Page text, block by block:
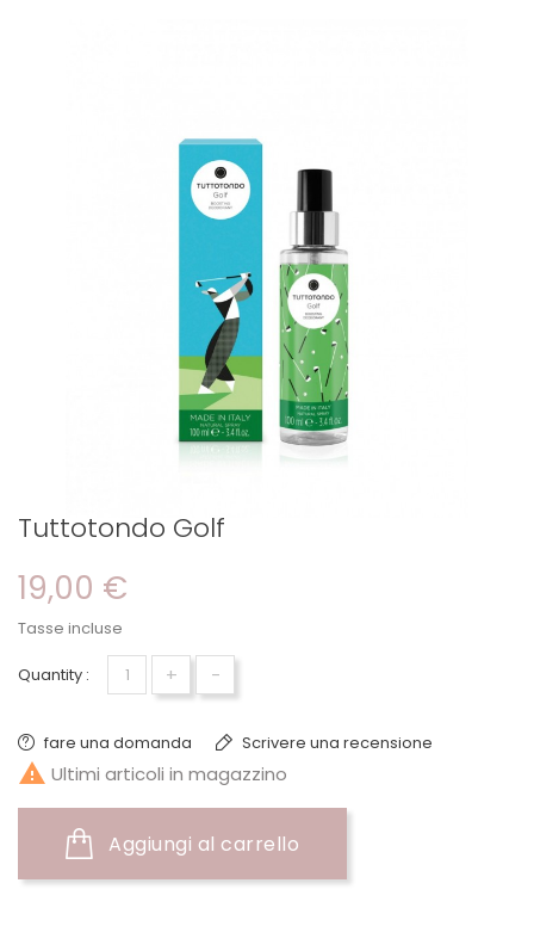
Tuttotondo Golf
19,00 €
Tasse incluse
Quantity : + -
fare una domanda Scrivere una recensione
 Ultimi articoli in magazzino
Aggiungi al carrello